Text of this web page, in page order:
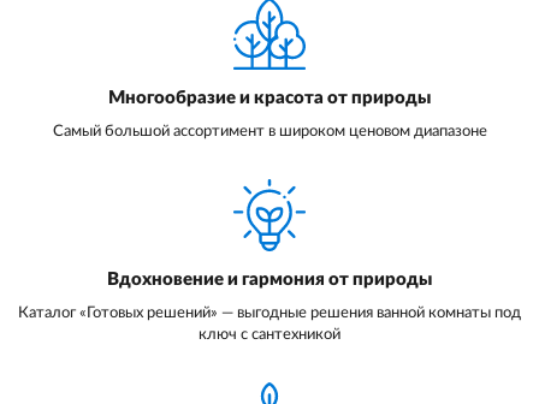
Многообразие и красота от природы
Самый большой ассортимент в широком ценовом диапазоне
Вдохновение и гармония от природы
Каталог «Готовых решений» — выгодные решения ванной комнаты под
ключ с сантехникой